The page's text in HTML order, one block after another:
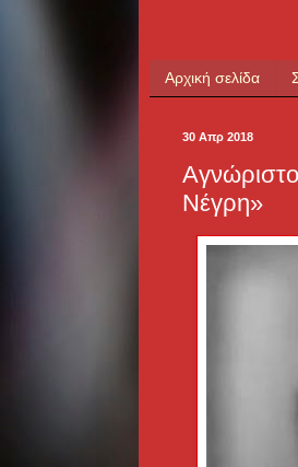
Αρχική σελίδα
30 Απρ 2018
Νέγρη»